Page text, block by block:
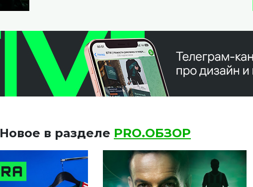
Новое в разделе PRO.ОБЗОР